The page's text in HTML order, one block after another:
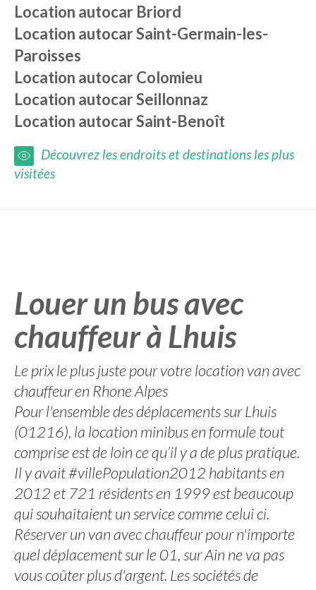
Location autocar Briord
Location autocarSaint-Germain-les-
Paroisses
Location autocarColomieu
Location autocarSeillonnaz
Location autocarSaint-Benoît
Découvrez les endroits et destinations les plus
visitées
Louer un bus avec
chauffeur à Lhuis
Le prix le plus juste pour votre location van avec
chauffeur en Rhone Alpes
Pour l'ensemble des déplacements sur Lhuis
(01216), la location minibus en formule tout
comprise est de loin ce qu’il y a de plus pratique.
Il y avait #villePopulation2012 habitants en
2012 et 721 résidents en 1999 est beaucoup
qui souhaitaient un service comme celui ci.
Réserver un van avec chauffeur pour n'importe
quel déplacement sur le 01, sur Ain ne va pas
vous coûter plus d'argent. Les sociétés de